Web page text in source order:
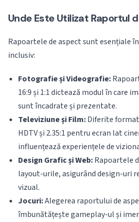
Unde Este Utilizat Raportul
Rapoartele de aspect sunt esențiale
inclusiv:
Fotografie și Videografie:
16:9 și 1:1 dictează modul în care
sunt încadrate și prezentate.
Televiziune și Film:Diferite
HDTV și 2.35:1 pentru ecran lat
influențează experiențele de
Design Grafic și Web:Rapoartele
layout-urile, asigurând design-uri
vizual.
Jocuri:Alegerea raportului de
îmbunătățește gameplay-ul și